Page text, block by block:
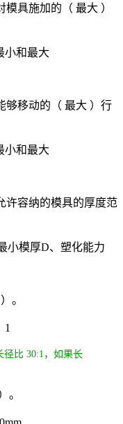
具施加的（ 最大 ）
小和最大
够移动的（ 最大 ）行
小和最大
许容纳的模具的厚度范
小模厚D、塑化能力
。
1
径比 30:1，如果长
。